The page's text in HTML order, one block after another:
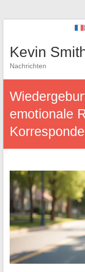
Kevin
Nachrichten
emotionale